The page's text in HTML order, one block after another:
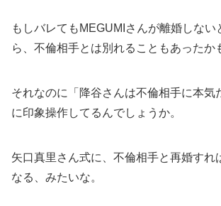
もしバレてもMEGUMIさんが離婚しない
ら、不倫相手とは別れることもあったか
それなのに「降谷さんは不倫相手に本気
に印象操作してるんでしょうか。
矢口真里さん式に、不倫相手と再婚すれ
なる、みたいな。